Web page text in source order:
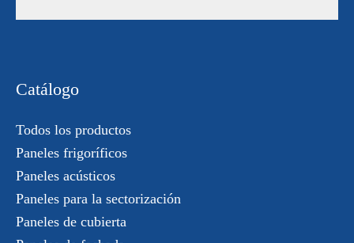
Catálogo
Todos los productos
Paneles frigoríficos
Paneles acústicos
Paneles para la sectorización
Paneles de cubierta